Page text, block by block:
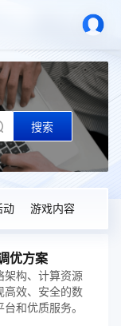
搜索
动 游戏内容
优方案
架构、计算资源
高效、安全的数
和优质服务。